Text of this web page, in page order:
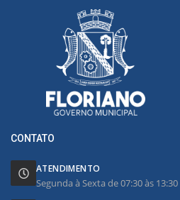
CONTATO
ATENDIMENTO
Segunda à Sexta de 07:30 às 13:30